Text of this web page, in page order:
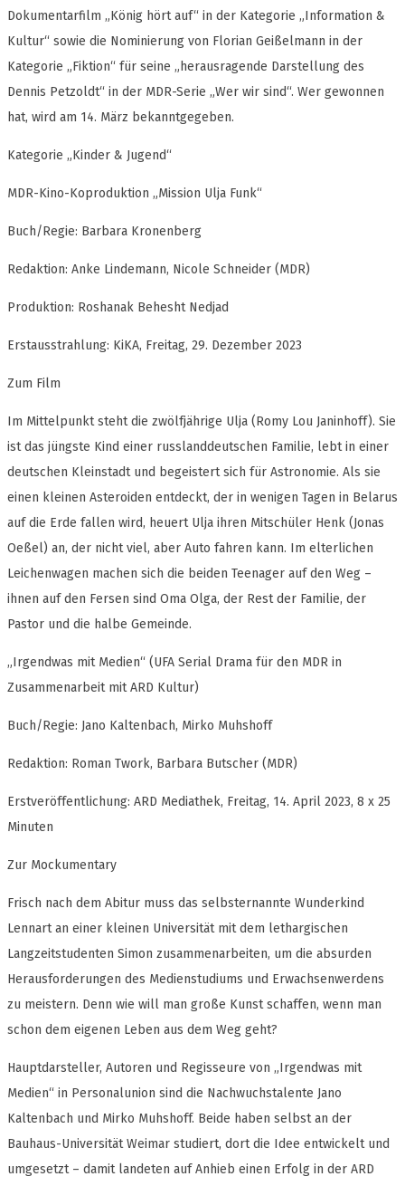
Dokumentarfilm „König hört auf“ in der Kategorie „Information &
Kultur“ sowie die Nominierung von Florian Geißelmann in der
Kategorie „Fiktion“ für seine „herausragende Darstellung des
Dennis Petzoldt“ in der MDR-Serie „Wer wir sind“. Wer gewonnen
hat, wird am 14. März bekanntgegeben.
Kategorie „Kinder & Jugend“
MDR-Kino-Koproduktion „Mission Ulja Funk“
Buch/Regie: Barbara Kronenberg
Redaktion: Anke Lindemann, Nicole Schneider (MDR)
Produktion: Roshanak Behesht Nedjad
Erstausstrahlung: KiKA, Freitag, 29. Dezember 2023
Zum Film
Im Mittelpunkt steht die zwölfjährige Ulja (Romy Lou Janinhoff). Sie
ist das jüngste Kind einer russlanddeutschen Familie, lebt in einer
deutschen Kleinstadt und begeistert sich für Astronomie. Als sie
einen kleinen Asteroiden entdeckt, der in wenigen Tagen in Belarus
auf die Erde fallen wird, heuert Ulja ihren Mitschüler Henk (Jonas
Oeßel) an, der nicht viel, aber Auto fahren kann. Im elterlichen
Leichenwagen machen sich die beiden Teenager auf den Weg –
ihnen auf den Fersen sind Oma Olga, der Rest der Familie, der
Pastor und die halbe Gemeinde.
„Irgendwas mit Medien“ (UFA Serial Drama für den MDR in
Zusammenarbeit mit ARD Kultur)
Buch/Regie: Jano Kaltenbach, Mirko Muhshoff
Redaktion: Roman Twork, Barbara Butscher (MDR)
Erstveröffentlichung: ARD Mediathek, Freitag, 14. April 2023, 8 x 25
Minuten
Zur Mockumentary
Frisch nach dem Abitur muss das selbsternannte Wunderkind
Lennart an einer kleinen Universität mit dem lethargischen
Langzeitstudenten Simon zusammenarbeiten, um die absurden
Herausforderungen des Medienstudiums und Erwachsenwerdens
zu meistern. Denn wie will man große Kunst schaffen, wenn man
schon dem eigenen Leben aus dem Weg geht?
Hauptdarsteller, Autoren und Regisseure von „Irgendwas mit
Medien“ in Personalunion sind die Nachwuchstalente Jano
Kaltenbach und Mirko Muhshoff. Beide haben selbst an der
Bauhaus-Universität Weimar studiert, dort die Idee entwickelt und
umgesetzt – damit landeten auf Anhieb einen Erfolg in der ARD